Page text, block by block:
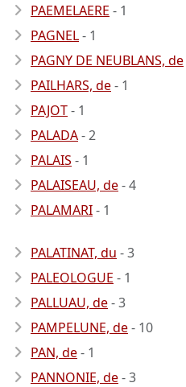
PAEMELAERE - 1
PAGNEL- 1
PAGNY DE NEUBLANS, de
PAILHARS, de- 1
PAJOT- 1
PALADA- 2
PALAIS - 1
PALAISEAU, de- 4
PALAMARI- 1
PALATINAT, du - 3
PALEOLOGUE - 1
PALLUAU, de- 3
PAMPELUNE, de- 10
PAN, de- 1
PANNONIE, de- 3